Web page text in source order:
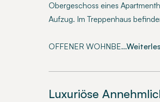
Obergeschoss eines
Aufzug. Im Treppenhaus
OFFENER WOHNBE
Luxuriöse